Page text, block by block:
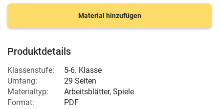
Material hinzufügen
Produktdetails
Klassenstufe:
5-6. Klasse
Umfang:
29 Seiten
Materialtyp:
Arbeitsblätter, Spiele
Format:
PDF